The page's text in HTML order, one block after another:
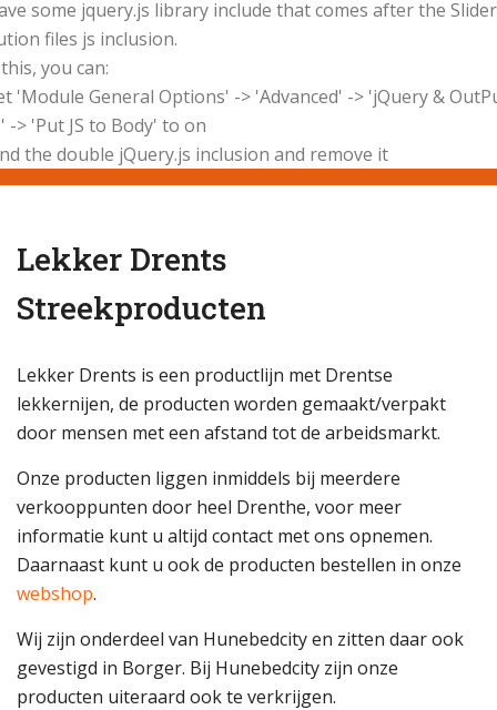
some jquery.js library include that comes after the Slider
files js inclusion.
you can:
General Options' -> 'Advanced' -> 'jQuery &
-> 'Put JS to Body' to on
the double jQuery.js inclusion and remove it
Lekker Drents
Streekproducten
Lekker Drents is een productlijn met Drentse
lekkernijen, de producten worden gemaakt/verpakt
door mensen met een afstand tot de arbeidsmarkt.
Onze producten liggen inmiddels bij meerdere
verkooppunten door heel Drenthe, voor meer
informatie kunt u altijd contact met ons opnemen.
Daarnaast kunt u ook de producten bestellen in onze
webshop.
Wij zijn onderdeel van Hunebedcity en zitten daar ook
gevestigd in Borger. Bij Hunebedcity zijn onze
producten uiteraard ook te verkrijgen.